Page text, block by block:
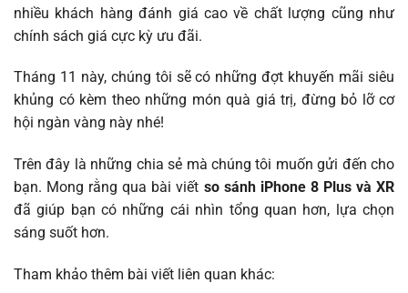
nhiều khách hàng đánh giá cao về chất lượng cũng như
chính sách giá cực kỳ ưu đãi.
Tháng 11 này, chúng tôi sẽ có những đợt khuyến mãi siêu
khủng có kèm theo những món quà giá trị, đừng bỏ lỡ cơ
hội ngàn vàng này nhé!
Trên đây là những chia sẻ mà chúng tôi muốn gửi đến cho
bạn. Mong rằng qua bài viết so sánh iPhone 8 Plus và XR
đã giúp bạn có những cái nhìn tổng quan hơn, lựa chọn
sáng suốt hơn.
Tham khảo thêm bài viết liên quan khác: